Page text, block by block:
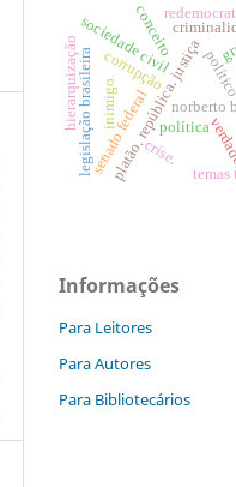
platão. república. justiça
política
norberto
corrupção político
senado federal
sociedade civil
inimigo.
temas
legislação brasileira crise.
conceito
hierarquização
Informações
Para Leitores
Para Autores
Para Bibliotecários